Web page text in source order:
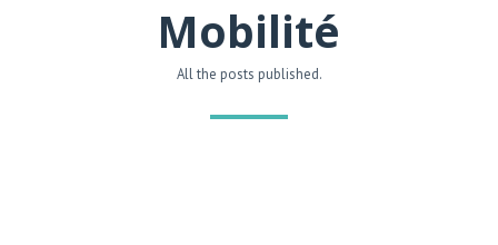
Mobilité
All the posts published.